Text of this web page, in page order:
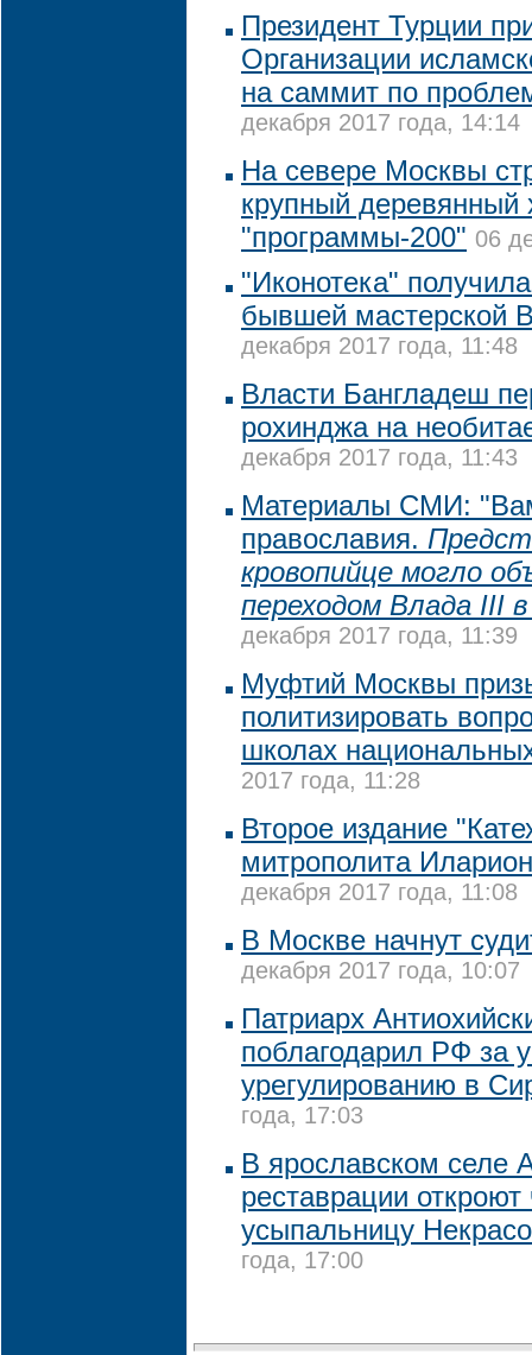
Президент Турции
Организации
на саммит по
декабря 2017 года, 14:14
На севере Москвы
крупный деревянный
"программы-200" 06
"Иконотека"
бывшей мастерской
декабря 2017 года, 11:48
Власти Бангладеш
рохинджа на
декабря 2017 года, 11:43
Материалы СМИ:
православия.
кровопийце могло
переходом Влада III
декабря 2017 года, 11:39
Муфтий Москвы
политизировать
школах
2017 года, 11:28
Второе издание
митрополита
декабря 2017 года, 11:08
В Москве начнут
декабря 2017 года, 10:07
Патриарх
поблагодарил РФ за
урегулированию в
года, 17:03
В ярославском селе
реставрации
усыпальницу
года, 17:00